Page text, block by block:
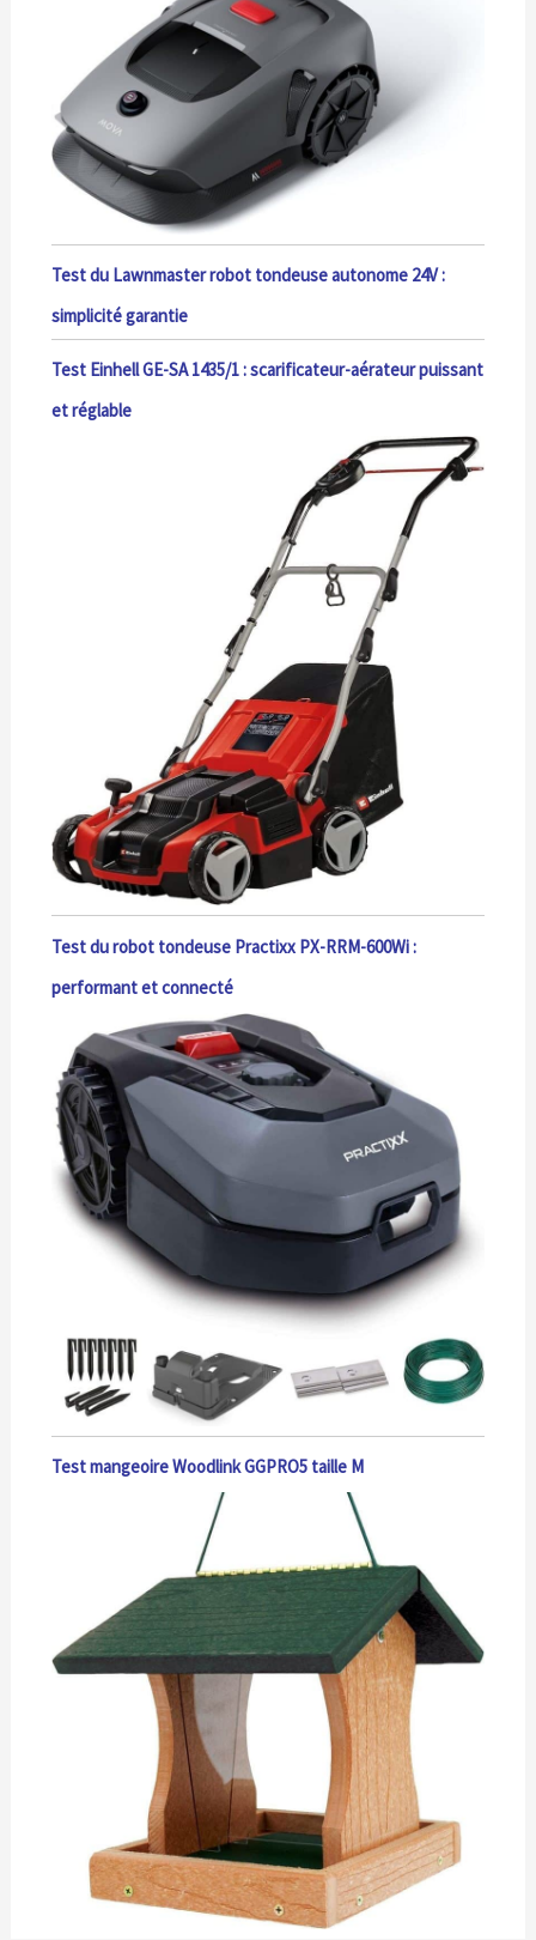
Test du Lawnmaster robot tondeuse autonome 24V :
simplicité garantie
Test Einhell GE-SA 1435/1 : scarificateur-aérateur puissant
et réglable
Test du robot tondeuse Practixx PX-RRM-600Wi :
performant et connecté
Test mangeoire Woodlink GGPRO5 taille M